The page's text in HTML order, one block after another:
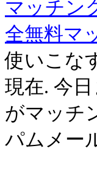
マッチン
全無料マ
使いこな
現在. 今
がマッチ
パムメー